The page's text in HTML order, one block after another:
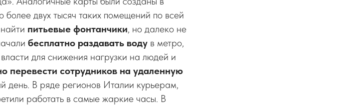
двух тысяч таких помещений по всей
питьевые фонтанчики, но далеко не
бесплатно раздавать воду в метро,
для снижения нагрузки на людей и
перевести сотрудников на удаленную
день. В ряде регионов Италии курьерам,
работать в самые жаркие часы. В